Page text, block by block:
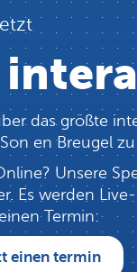
das größte
Son en Breugel
Unsere
Es werden
Termin:
einen termin